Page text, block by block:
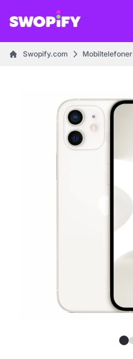
Swopify.com Mobiltelefoner